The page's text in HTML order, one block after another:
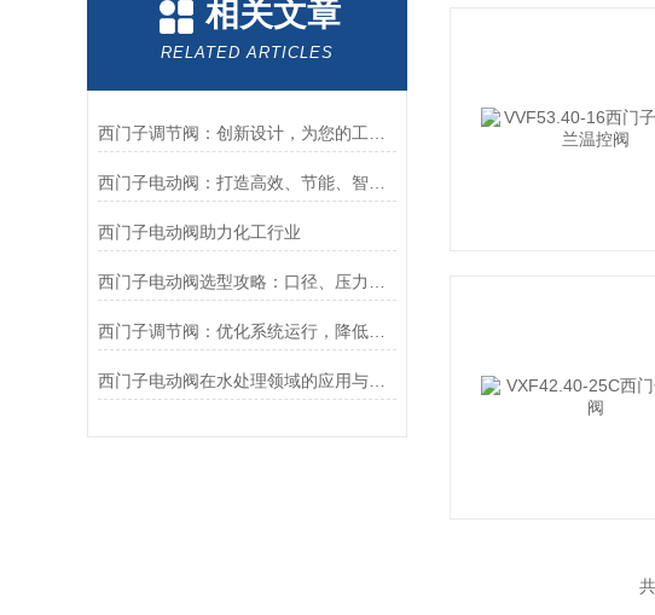
相关文章
RELATED ARTICLES
西门子电动阀助力化工行业
西门子调节阀：优化系统运行，降低能源成本
西门子电动阀在水处理领域的应用与创新